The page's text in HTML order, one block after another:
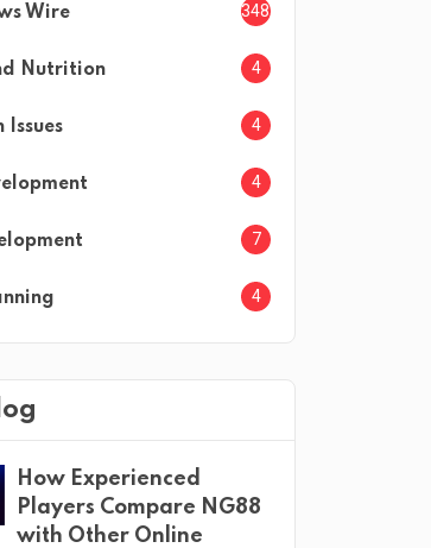
Wire 3482
Nutrition 4
4
4
7
4
How Experienced
Players Compare NG88
with Other Online